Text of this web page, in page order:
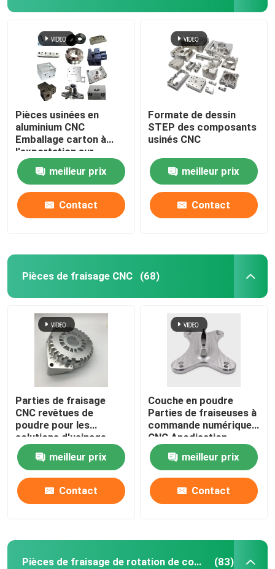
Pièces usinées en
aluminium CNC
Emballage carton à
l'exportation sur
mesure
meilleur prix
Contact
Formate de dessin
STEP des composants
usinés CNC
meilleur prix
Contact
Pièces de fraisage CNC (68)
Parties de fraisage
CNC revêtues de
poudre pour les
solutions d'usinage
meilleur prix
Contact
Couche en poudre
Parties de fraiseuses à
commande numérique
CNC Anodisation
meilleur prix
Contact
Pièces de fraisage de rotation de commande numérique par ordinateur (83)